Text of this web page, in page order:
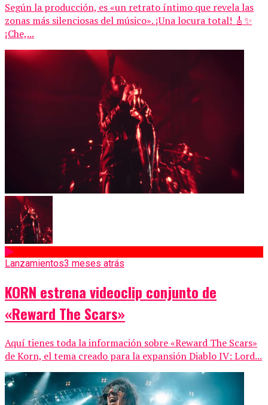
Según la producción, es «un retrato íntimo que revela las
zonas más silenciosas del músico». ¡Una locura total! 🎸✨
¡Che,...
Lanzamientos3 meses atrás
KORN estrena videoclip conjunto de
«Reward The Scars»
Aquí tienes toda la información sobre «Reward The Scars»
de Korn, el tema creado para la expansión Diablo IV: Lord...